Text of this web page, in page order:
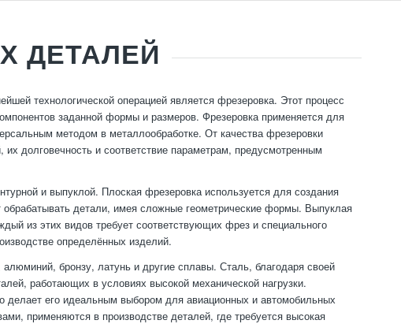
ДЕТАЛЕЙ
технологической операцией является фрезеровка. Этот процесс
заданной формы и размеров. Фрезеровка применяется для
методом в металлообработке. От качества фрезеровки
долговечность и соответствие параметрам, предусмотренным
и выпуклой. Плоская фрезеровка используется для создания
обрабатывать детали, имея сложные геометрические формы. Выпуклая
из этих видов требует соответствующих фрез и специального
определённых изделий.
бронзу, латунь и другие сплавы. Сталь, благодаря своей
работающих в условиях высокой механической нагрузки.
делает его идеальным выбором для авиационных и автомобильных
применяются в производстве деталей, где требуется высокая